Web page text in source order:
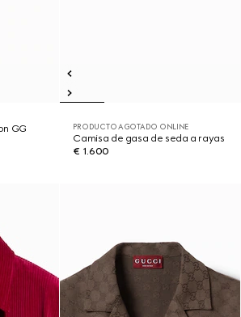
GG
PRODUCTO AGOTADO ONLINE
Camisa de gasa de seda a rayas
€ 1.600